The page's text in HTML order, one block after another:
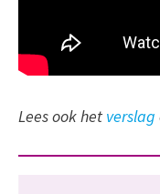
Lees ook het verslag